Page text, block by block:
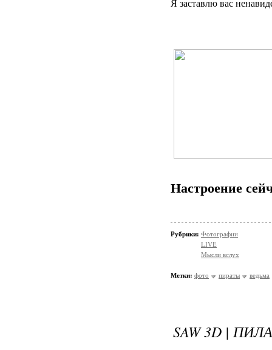
Я заставлю вас
Настроение
Рубрики: Фотографии
LIVE
Мысли вслух
Метки: фото пираты ведьма
SAW 3D |